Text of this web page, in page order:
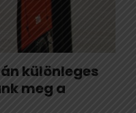
különleges
meg a